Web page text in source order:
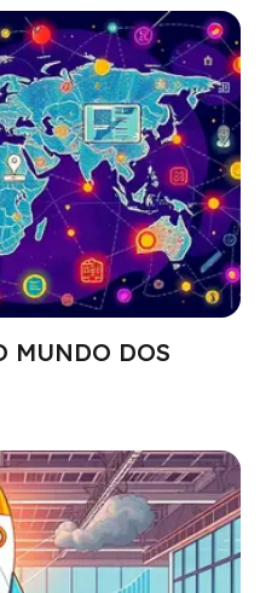
MUNDO DOS